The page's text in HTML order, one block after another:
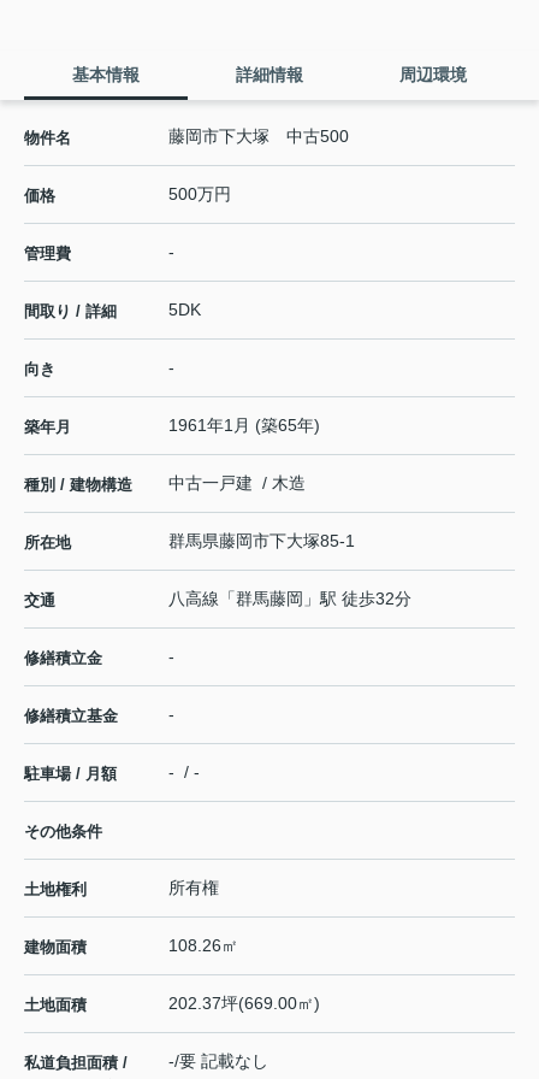
基本情報 詳細情報 周辺環境
物件名 藤岡市下大塚 中古500
価格 500万円
管理費 -
間取り / 詳細 5DK
向き -
築年月 1961年1月 (築65年)
種別 / 建物構造 中古一戸建 / 木造
所在地 群馬県藤岡市下大塚85-1
交通 八高線 「群馬藤岡 」駅 徒歩32分
修繕積立金 -
修繕積立基金 -
駐車場 / 月額 - / -
その他条件
土地権利 所有権
建物面積 108.26㎡
土地面積 202.37坪(669.00㎡)
私道負担面積 /
-/要 記載なし